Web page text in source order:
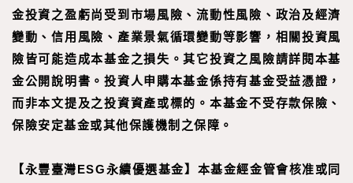
金投資之盈虧尚受到市場風險、流動性風險、政治及經濟
變動、信用風險、產業景氣循環變動等影響，相關投資風
險皆可能造成本基金之損失。其它投資之風險請詳閱本基
金公開說明書。投資人申購本基金係持有基金受益憑證，
而非本文提及之投資資產或標的。本基金不受存款保險、
保險安定基金或其他保護機制之保障。
【永豐臺灣ESG永續優選基金】本基金經金管會核准或同